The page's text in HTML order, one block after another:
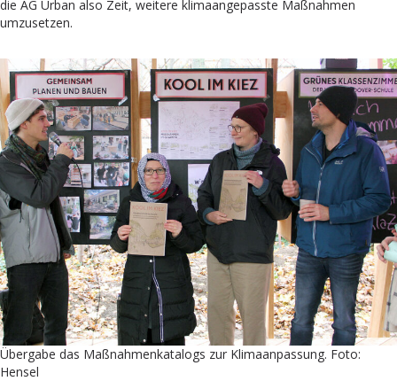
die AG Urban also Zeit, weitere klimaangepasste Maßnahmen
umzusetzen.
Übergabe das Maßnahmenkatalogs zur Klimaanpassung. Foto:
Hensel